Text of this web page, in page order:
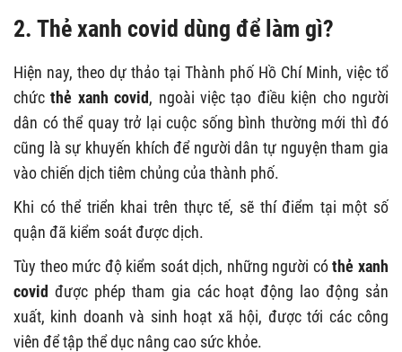
2. Thẻ xanh covid dùng để làm gì?
Hiện nay, theo dự thảo tại Thành phố Hồ Chí Minh, việc tổ
chứcthẻ xanh covid, ngoài việc tạo điều kiện cho người
dân có thể quay trở lại cuộc sống bình thường mới thì đó
cũng là sự khuyến khích để người dân tự nguyện tham gia
vào chiến dịch tiêm chủng của thành phố.
Khi có thể triển khai trên thực tế, sẽ thí điểm tại một số
quận đã kiểm soát được dịch.
Tùy theo mức độ kiểm soát dịch, những người cóthẻ xanh
covid được phép tham gia các hoạt động lao động sản
xuất, kinh doanh và sinh hoạt xã hội, được tới các công
viên để tập thể dục nâng cao sức khỏe.